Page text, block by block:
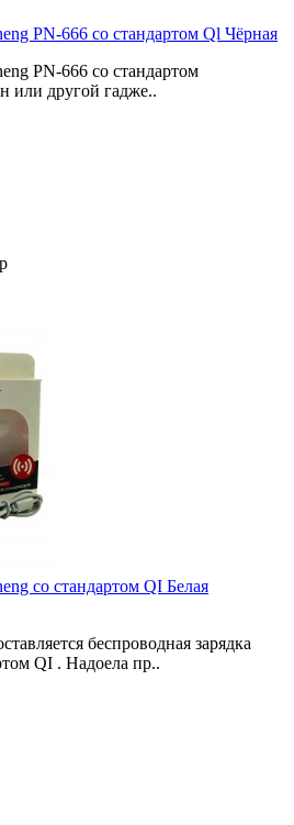
PN-666 со стандартом Ql Чёрная
PN-666 со стандартом
или другой гадже..
со стандартом QI Белая
беспроводная зарядка
QI . Надоела пр..